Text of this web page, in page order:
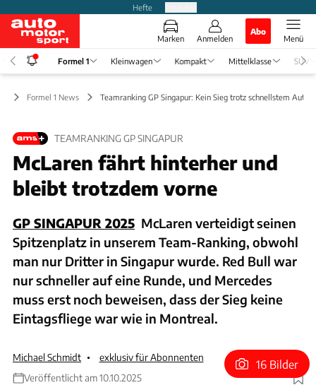
Hefte
Marken Anmelden
Abo
Menü
Formel 1 Kleinwagen Kompakt Mittelklasse SUV
Formel 1 News Teamranking GP Singapur: Kein Sieg trotz schnellstem Auto
TEAMRANKING GP SINGAPUR
McLaren fährt hinterher und
bleibt trotzdem vorne
GP SINGAPUR 2025 McLaren verteidigt seinen
Spitzenplatz in unserem Team-Ranking, obwohl
man nur Dritter in Singapur wurde. Red Bull war
nur schneller auf eine Runde, und Mercedes
muss erst noch beweisen, dass der Sieg keine
Eintagsfliege war wie in Montreal.
Michael Schmidt
exklusiv für Abonnenten
Veröffentlicht am 10.10.2025
16 Bilder